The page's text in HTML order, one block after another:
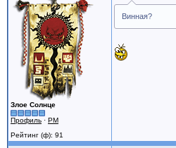
Злое Солнце
Профиль · PM
Рейтинг (ф): 91
Винная?